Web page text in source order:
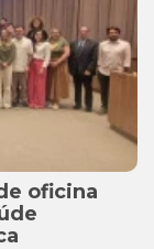
oficina